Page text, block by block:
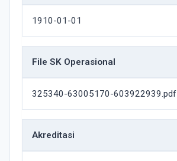
1910-01-01
File SK Operasional
325340-63005170-603922939.pdf
Akreditasi